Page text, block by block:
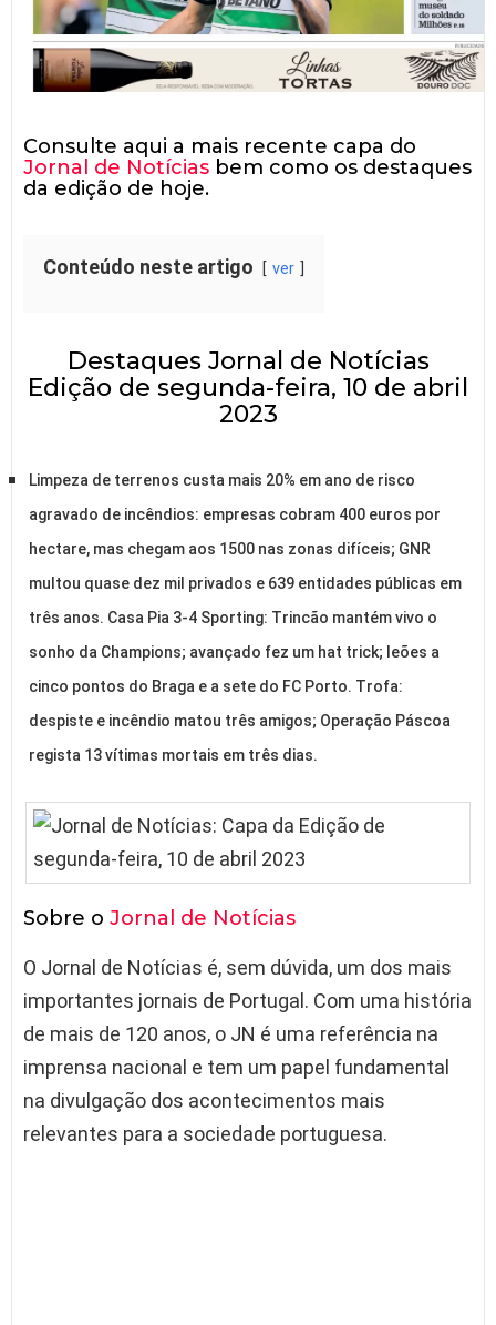
Consulte aqui a mais recente capa do
Jornal de Notícias bem como os destaques
da edição de hoje.
Conteúdo neste artigo ver
Destaques Jornal de Notícias
Edição de segunda-feira, 10 de abril
2023
Limpeza de terrenos custa mais 20% em ano de risco
agravado de incêndios: empresas cobram 400 euros por
hectare, mas chegam aos 1500 nas zonas difíceis; GNR
multou quase dez mil privados e 639 entidades públicas em
três anos. Casa Pia 3-4 Sporting: Trincão mantém vivo o
sonho da Champions; avançado fez um hat trick; leões a
cinco pontos do Braga e a sete do FC Porto. Trofa:
despiste e incêndio matou três amigos; Operação Páscoa
regista 13 vítimas mortais em três dias.
Sobre o Jornal de Notícias
O Jornal de Notícias é, sem dúvida, um dos mais
importantes jornais de Portugal. Com uma história
de mais de 120 anos, o JN é uma referência na
imprensa nacional e tem um papel fundamental
na divulgação dos acontecimentos mais
relevantes para a sociedade portuguesa.